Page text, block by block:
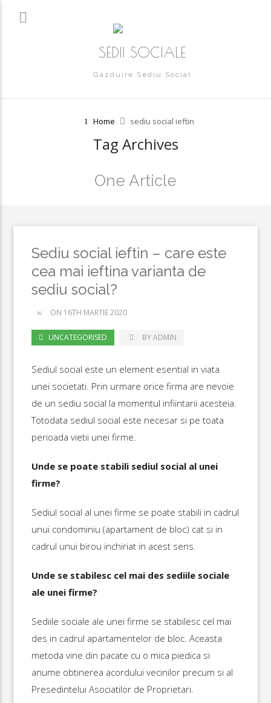
SEDII SOCIALE
Gazduire Sediu Social
Home sediu social ieftin
Tag Archives
One Article
Sediu social ieftin – care este
cea mai ieftina varianta de
sediu social?
ON 16TH MARTIE 2020
UNCATEGORISED BY ADMIN
Sediul social este un element esential in viata
unei societati. Prin urmare orice firma are nevoie
de un sediu social la momentul infiintarii acesteia.
Totodata sediul social este necesar si pe toata
perioada vietii unei firme.
Unde se poate stabili sediul social al unei
firme?
Sediul social al unei firme se poate stabili in cadrul
unui condominiu (apartament de bloc) cat si in
cadrul unui birou inchiriat in acest sens.
Unde se stabilesc cel mai des sediile sociale
ale unei firme?
Sediile sociale ale unei firme se stabilesc cel mai
des in cadrul apartamentelor de bloc. Aceasta
metoda vine din pacate cu o mica piedica si
anume obtinerea acordului vecinilor precum si al
Presedintelui Asociatilor de Proprietari.